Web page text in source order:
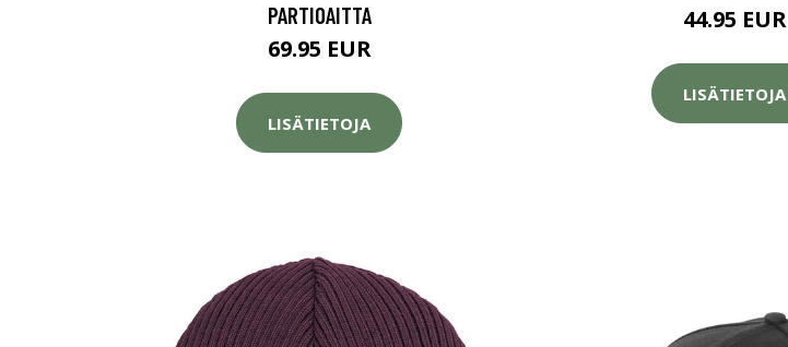
PARTIOAITTA
69.95 EUR
LISÄTIETOJA
44.95 EUR
LISÄTIETOJA